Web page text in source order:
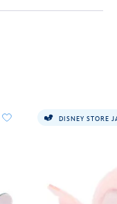
DISNEY STORE